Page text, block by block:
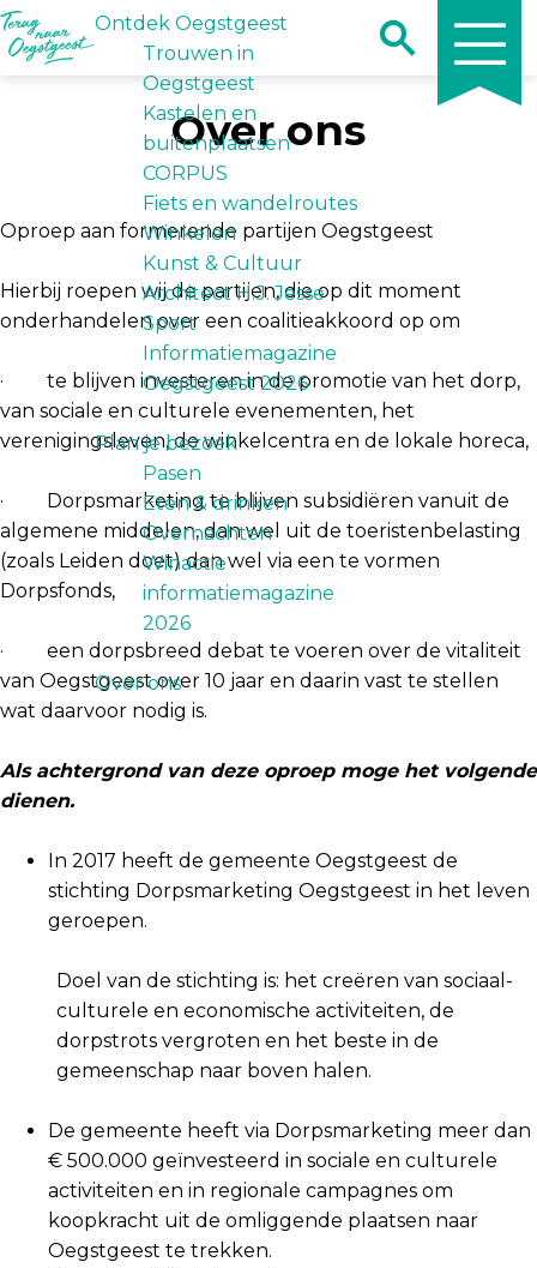
r
e
h
m
e
p
g
e
Ontdek Oegstgeest
Trouwen in
Oegstgeest
Kastelen en
buitenplaatsen
CORPUS
Fiets en wandelroutes
Winkelen
Kunst & Cultuur
Architect H.J. Jesse
Sport
Informatiemagazine
Oegstgeest 2026
Plan je bezoek
Pasen
Eten & drinken
Overnachten
Winactie
informatiemagazine
2026
Over ons
o
e
e
n
u
Over ons
Oproep aan formerende partijen Oegstgeest
Hierbij roepen wij de partijen, die op dit moment
onderhandelen over een coalitieakkoord op om
· te blijven investeren in de promotie van het dorp,
van sociale en culturele evenementen, het
verenigingsleven, de winkelcentra en de lokale horeca,
· Dorpsmarketing te blijven subsidiëren vanuit de
algemene middelen, dan wel uit de toeristenbelasting
(zoals Leiden doet) dan wel via een te vormen
Dorpsfonds,
· een dorpsbreed debat te voeren over de vitaliteit
van Oegstgeest over 10 jaar en daarin vast te stellen
wat daarvoor nodig is.
Als achtergrond van deze oproep moge het volgende
dienen.
In 2017 heeft de gemeente Oegstgeest de
stichting Dorpsmarketing Oegstgeest in het leven
geroepen.
Doel van de stichting is: het creëren van sociaal-
culturele en economische activiteiten, de
dorpstrots vergroten en het beste in de
gemeenschap naar boven halen.
De gemeente heeft via Dorpsmarketing meer dan
€ 500.000 geïnvesteerd in sociale en culturele
activiteiten en in regionale campagnes om
koopkracht uit de omliggende plaatsen naar
Oegstgeest te trekken.